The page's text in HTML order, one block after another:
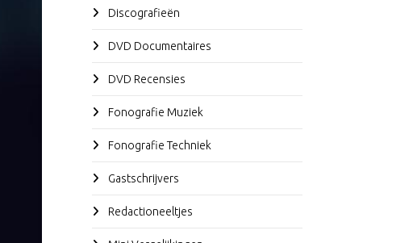
Discografieën
DVD Documentaires
DVD Recensies
Fonografie Muziek
Fonografie Techniek
Gastschrijvers
Redactioneeltjes